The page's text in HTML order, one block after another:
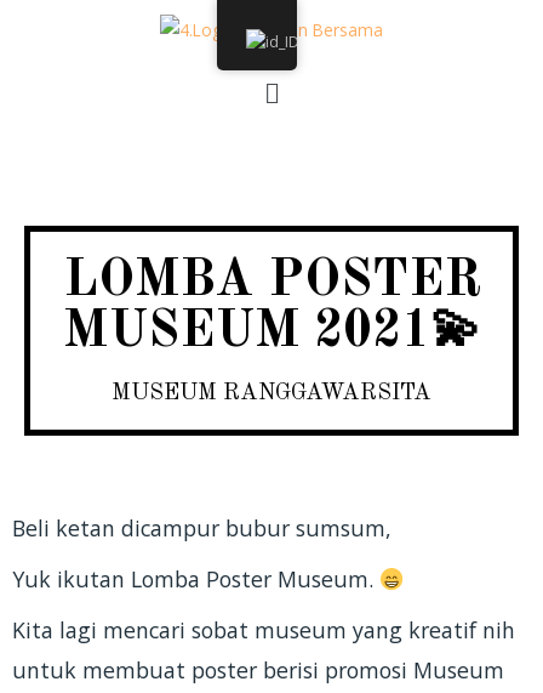
Menu
LOMBA POSTER
MUSEUM 2021💫
MUSEUM RANGGAWARSITA
Beli ketan dicampur bubur sumsum,
Yuk ikutan Lomba Poster Museum.
Kita lagi mencari sobat museum yang kreatif nih
untuk membuat poster berisi promosi Museum